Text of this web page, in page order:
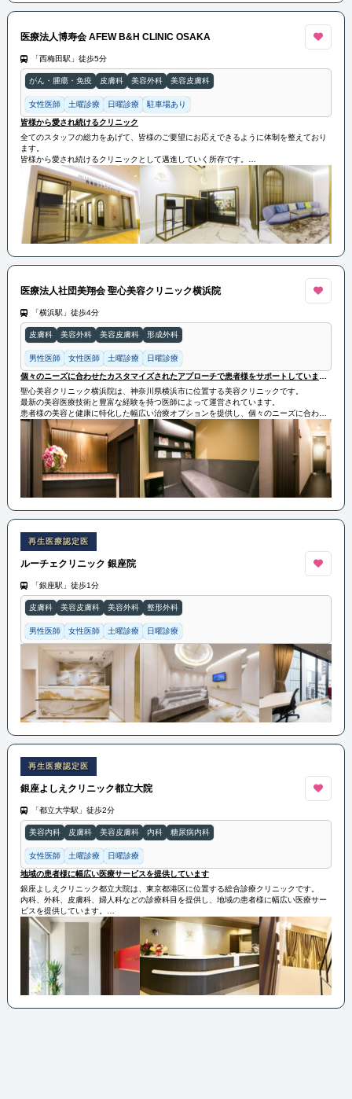
医療法人博寿会 AFEW B&H CLINIC OSAKA
「西梅田駅」徒歩5分
がん・腫瘍・免疫 皮膚科 美容外科 美容皮膚科
女性医師 土曜診療 日曜診療 駐車場あり
皆様から愛され続けるクリニック
全てのスタッフの総力をあげて、皆様のご要望にお応えできるように体制を整えており
ます。
皆様から愛され続けるクリニックとして邁進していく所存です。
皆様のご来院を心よりお待ち申し上げております。
医療法人社団美翔会 聖心美容クリニック横浜院
「横浜駅」徒歩4分
皮膚科 美容外科 美容皮膚科 形成外科
男性医師 女性医師 土曜診療 日曜診療
聖心美容クリニック横浜院は、神奈川県横浜市に位置する美容クリニックです。
最新の美容医療技術と豊富な経験を持つ医師によって運営されています。
患者様の美容と健康に特化した幅広い治療オプションを提供し、個々のニーズに合わせ
たカスタマイズされたアプローチで患者様をサポートしています。
再生医療認定医
ルーチェクリニック 銀座院
「銀座駅」徒歩1分
皮膚科 美容皮膚科 美容外科 整形外科
男性医師 女性医師 土曜診療 日曜診療
再生医療認定医
銀座よしえクリニック都立大院
「都立大学駅」徒歩2分
美容内科 皮膚科 美容皮膚科 内科 糖尿病内科
女性医師 土曜診療 日曜診療
地域の患者様に幅広い医療サービスを提供しています
銀座よしえクリニック都立大院は、東京都港区に位置する総合診療クリニックです。
内科、外科、皮膚科、婦人科などの診療科目を提供し、地域の患者様に幅広い医療サー
ビスを提供しています。
経験豊富な医師とスタッフが質の高い診療とケアを提供し、患者様の健康と幸福に貢献
しています。